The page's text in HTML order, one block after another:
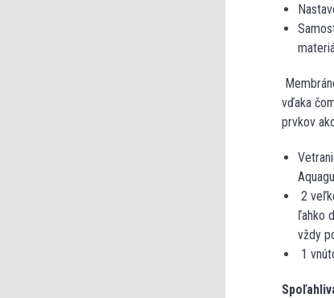
vďaka
prvkov
2
ľahko
vždy
1